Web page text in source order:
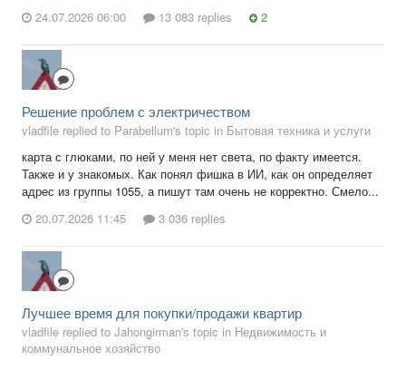
24.07.2026 06:00
13 083 replies 2
Решение проблем с электричеством
vladfile replied to Parabellum's topic in Бытовая техника и услуги
карта с глюками, по ней у меня нет света, по факту имеется.
Также и у знакомых. Как понял фишка в ИИ, как он определяет
адрес из группы 1055, а пишут там очень не корректно. Смело...
20.07.2026 11:45
3 036 replies
Лучшее время для покупки/продажи квартир
vladfile replied to Jahongirman's topic in Недвижимость и
коммунальное хозяйство